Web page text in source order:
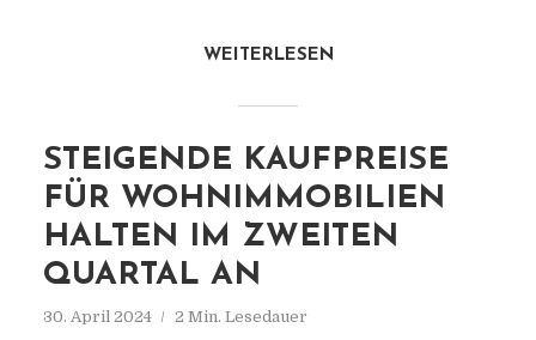
WEITERLESEN
STEIGENDE KAUFPREISE
FÜR WOHNIMMOBILIEN
HALTEN IM ZWEITEN
QUARTAL AN
30. April 2024 2 Min. Lesedauer